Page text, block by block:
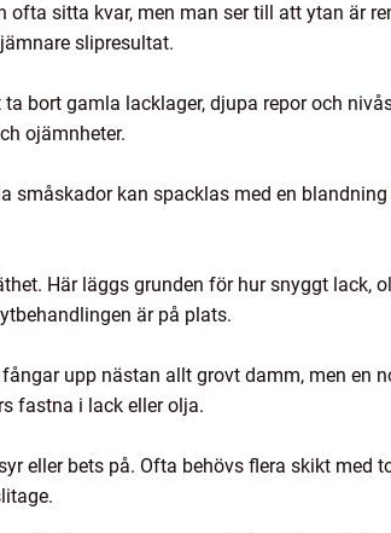
ofta sitta kvar, men man ser till att ytan är
slipresultat.
bort gamla lacklager, djupa repor och
ojämnheter.
småskador kan spacklas med en
Här läggs grunden för hur snyggt lack,
är på plats.
upp nästan allt grovt damm, men en
fastna i lack eller olja.
eller bets på. Ofta behövs flera skikt med